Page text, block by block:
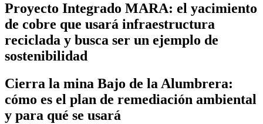
Proyecto Integrado MARA: el yacimiento
de cobre que usará infraestructura
reciclada y busca ser un ejemplo de
sostenibilidad
Cierra la mina Bajo de la Alumbrera:
cómo es el plan de remediación ambiental
y para qué se usará